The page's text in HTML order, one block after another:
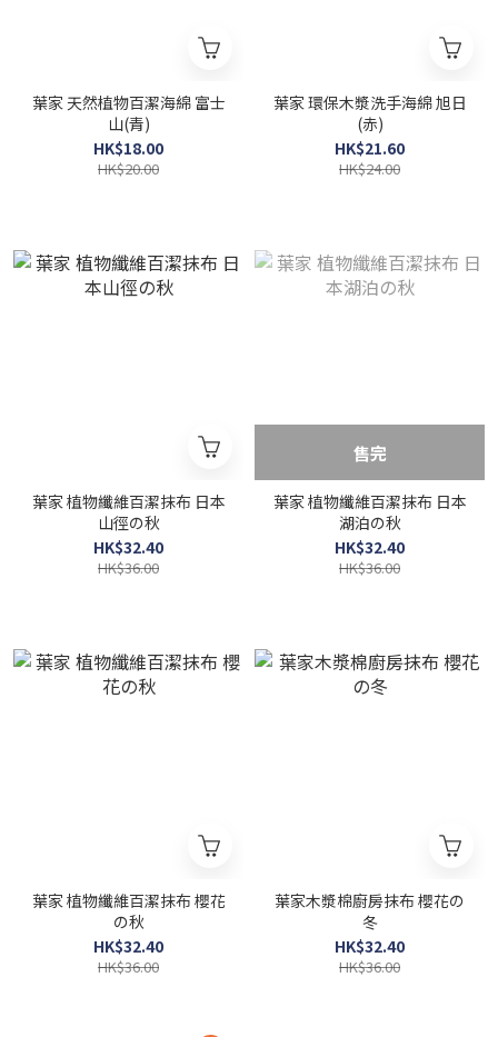
葉家 天然植物百潔海綿 富士
山(青)
HK$18.00
HK$20.00
葉家 環保木漿洗手海綿 旭日
(赤)
HK$21.60
HK$24.00
葉家 植物纖維百潔抹布 日本
山徑の秋
HK$32.40
HK$36.00
售完
葉家 植物纖維百潔抹布 日本
湖泊の秋
HK$32.40
HK$36.00
葉家 植物纖維百潔抹布 櫻花
の秋
HK$32.40
HK$36.00
葉家木漿棉廚房抹布 櫻花の
冬
HK$32.40
HK$36.00